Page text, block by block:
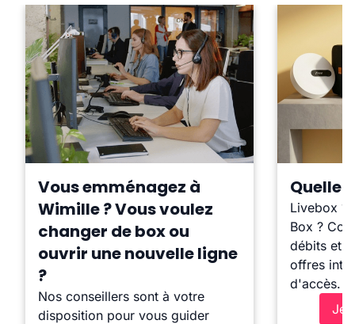
Vous emménagez à
Wimille ? Vous voulez
changer de box ou
ouvrir une nouvelle ligne
?
Nos conseillers sont à votre
disposition pour vous guider
Quelle
Livebox ?
Box ?
débits et
offres
d'accès.
Je